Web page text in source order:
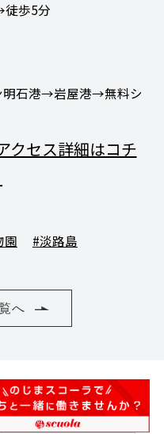
歩5分
明石港→岩屋港→無料シ
クセス詳細はコチ
園 #淡路島
へ